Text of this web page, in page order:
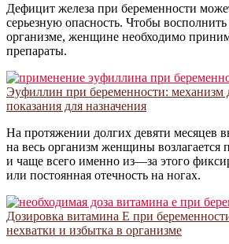
Дефицит железа при беременности
серьезную опасность. Чтобы восполнить
организме, женщине необходимо
препараты.
Эуфиллин при беременности: механизм
показания для назначения
На протяжении долгих девяти месяцев
на весь организм женщины возлагается
и чаще всего именно из—за этого
или постоянная отечность на ногах.
Дозировка витамина Е при
нехватки и избытка в организме